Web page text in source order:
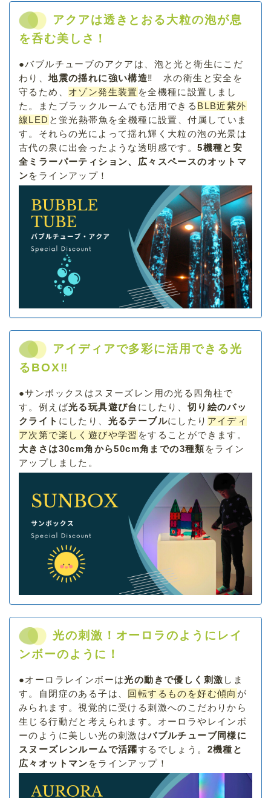
アクアは透きとおる大粒の泡が息
を呑む美しさ！
●バブルチューブのアクアは、泡と光と衛生にこだ
わり、地震の揺れに強い構造‼ 水の衛生と安全を
守るため、 オゾン発生装置 を全機種に設置しまし
た。またブラックルームでも活用できる BLB近紫外
線LED と蛍光熱帯魚を全機種に設置、付属していま
す。それらの光によって揺れ輝く大粒の泡の光景は
古代の泉に出会ったような透明感です。5機種と安
全ミラーパーティション、広々スペースのオットマ
ンをラインアップ！
アイディアで多彩に活用できる光
るBOX‼
●サンボックスはスヌーズレン用の光る四角柱で
す。例えば光る玩具遊び台 にしたり、 切り絵のバッ
クライト にしたり、 光るテーブルにしたり アイディ
ア次第で楽しく遊びや学習 をすることができます。
大きさは30cm角から50cm角までの3種類 をライン
アップしました。
光の刺激！オーロラのようにレイ
ンボーのように！
●オーロラレインボーは光の動きで優しく刺激 しま
す。自閉症のある子は、 回転するものを好む傾向 が
みられます。視覚的に受ける刺激へのこだわりから
生じる行動だと考えられます。オーロラやレインボ
ーのように美しい光の刺激はバブルチューブ同様に
スヌーズレンルームで活躍するでしょう。 2機種と
広々オットマン をラインアップ！